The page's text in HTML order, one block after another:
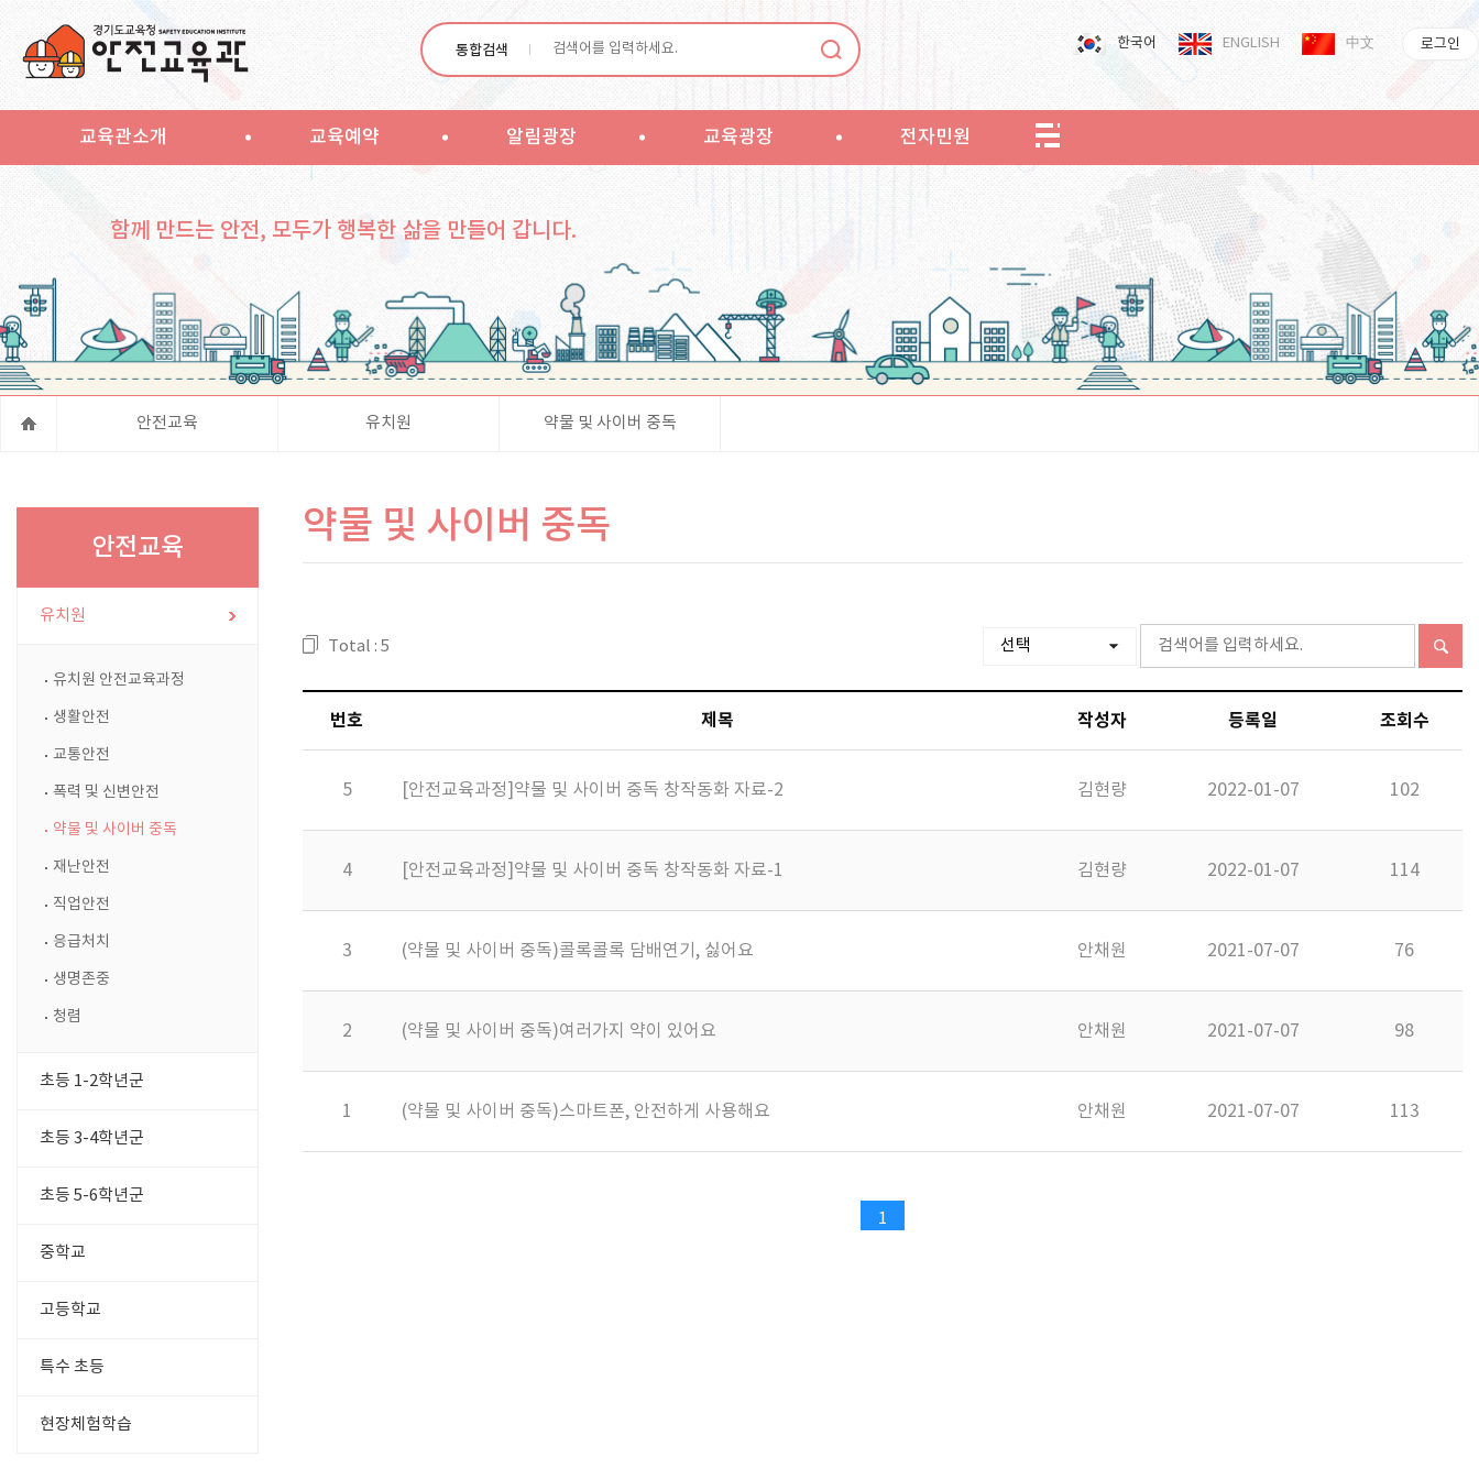
통합검색 한국어 ENGLISH 中文 로그인
교육관소개 교육예약 알림광장 교육광장 전자민원
함께 만드는 안전, 모두가 행복한 삶을 만들어 갑니다.
안전교육 유치원 약물 및 사이버 중독
안전교육
유치원
유치원 안전교육과정
생활안전
교통안전
폭력 및 신변안전
약물 및 사이버 중독
재난안전
직업안전
응급처치
생명존중
청렴
초등 1-2학년군
초등 3-4학년군
초등 5-6학년군
중학교
고등학교
특수 초등
현장체험학습
약물 및 사이버 중독
Total : 5
번호 제목 작성자 등록일 조회수
5 [안전교육과정]약물 및 사이버 중독 창작동화 자료-2 김현량 2022-01-07 102
4 [안전교육과정]약물 및 사이버 중독 창작동화 자료-1 김현량 2022-01-07 114
3 (약물 및 사이버 중독)콜록콜록 담배연기, 싫어요 안채원 2021-07-07 76
2 (약물 및 사이버 중독)여러가지 약이 있어요 안채원 2021-07-07 98
1 (약물 및 사이버 중독)스마트폰, 안전하게 사용해요 안채원 2021-07-07 113
1